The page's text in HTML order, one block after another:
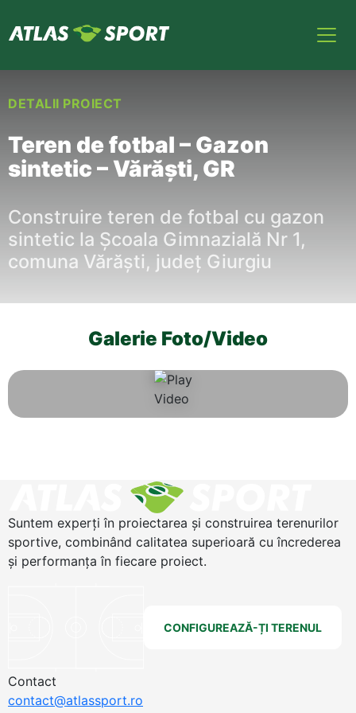
DETALII PROIECT
Teren de fotbal – Gazon
sintetic – Vărăști, GR
Construire teren de fotbal cu gazon
sintetic la Școala Gimnazială Nr 1,
comuna Vărăști, județ Giurgiu
Galerie Foto/Video
Suntem experți în proiectarea și construirea terenurilor
sportive, combinând calitatea superioară cu încrederea
și performanța în fiecare proiect.
CONFIGUREAZĂ-ȚI TERENUL
Contact
contact@atlassport.ro